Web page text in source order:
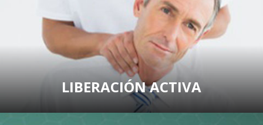
LIBERACIÓN ACTIVA